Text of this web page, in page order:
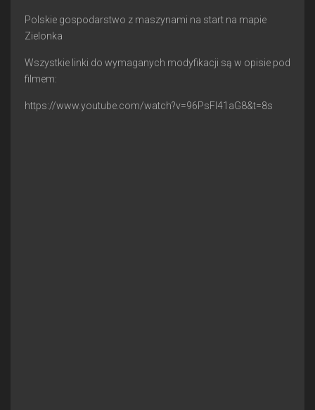
Polskie gospodarstwo z maszynami na start na mapie
Zielonka
Wszystkie linki do wymaganych modyfikacji są w opisie pod
filmem:
https://www.youtube.com/watch?v=96PsFI41aG8&t=8s